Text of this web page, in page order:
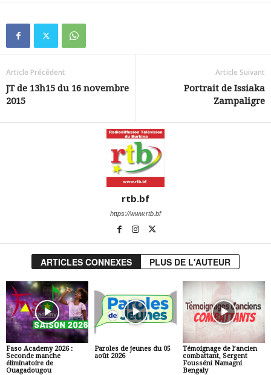
Article Précédent
JT de 13h15 du 16 novembre
2015
Article Suivant
Portrait de Issiaka
Zampaligre
rtb.bf
https://www.rtb.bf
ARTICLES CONNEXES PLUS DE L'AUTEUR
Faso Academy 2026 :
Seconde manche
éliminatoire de
Ouagadougou
Paroles de jeunes du 05
août 2026
Témoignage de l’ancien
combattant, Sergent
Fousséni Namagni
Bengaly